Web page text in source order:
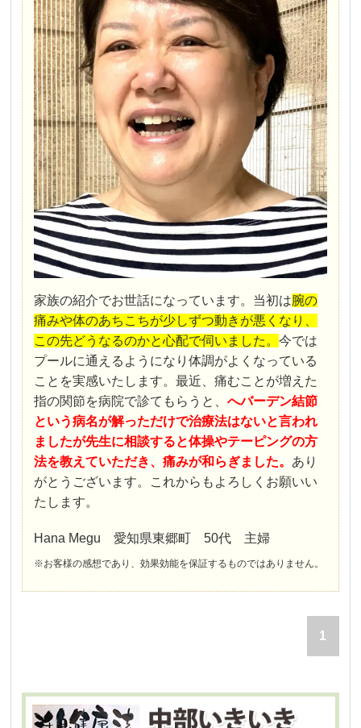
家族の紹介でお世話になっています。当初は腕の
痛みや体のあちこちが少しずつ動きが悪くなり、
この先どうなるのかと心配で伺いました。今では
プールに通えるようになり体調がよくなっている
ことを実感いたします。最近、痛むことが増えた
指の関節を病院で診てもらうと、へバーデン結節
という病名が解っただけで治療法はないと言われ
ましたが先生に相談すると体操やテーピングの方
法を教えていただき、痛みが和らぎました。 あり
がとうございます。これからもよろしくお願いい
たします。
Hana Megu 愛知県東郷町 50代 主婦
※お客様の感想であり、効果効能を保証するものではありません。
1